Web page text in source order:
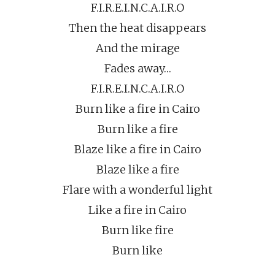
F.I.R.E.I.N.C.A.I.R.O
Then the heat disappears
And the mirage
Fades away…
F.I.R.E.I.N.C.A.I.R.O
Burn like a fire in Cairo
Burn like a fire
Blaze like a fire in Cairo
Blaze like a fire
Flare with a wonderful light
Like a fire in Cairo
Burn like fire
Burn like